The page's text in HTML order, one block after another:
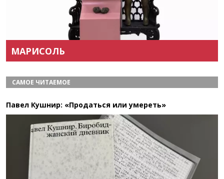
МАРИСОЛЬ
САМОЕ ЧИТАЕМОЕ
Павел Кушнир: «Продаться или умереть»